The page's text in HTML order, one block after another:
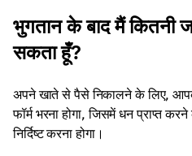
भुगतान के बाद मैं कितनी
सकता हूँ?
अपने खाते से पैसे निकालने के लिए,
फॉर्म भरना होगा, जिसमें धन प्राप्त
निर्दिष्ट करना होगा।